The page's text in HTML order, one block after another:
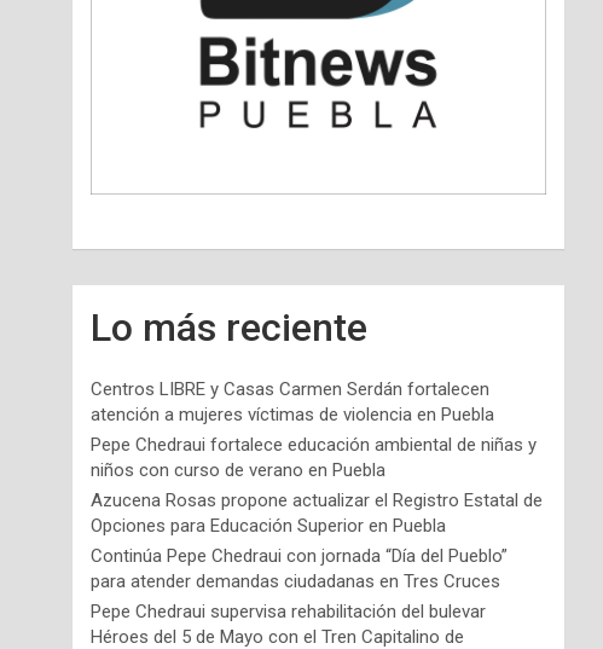
Lo más reciente
Centros LIBRE y Casas Carmen Serdán fortalecen
atención a mujeres víctimas de violencia en Puebla
Pepe Chedraui fortalece educación ambiental de niñas y
niños con curso de verano en Puebla
Azucena Rosas propone actualizar el Registro Estatal de
Opciones para Educación Superior en Puebla
Continúa Pepe Chedraui con jornada “Día del Pueblo”
para atender demandas ciudadanas en Tres Cruces
Pepe Chedraui supervisa rehabilitación del bulevar
Héroes del 5 de Mayo con el Tren Capitalino de